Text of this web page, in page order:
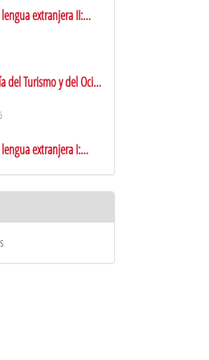
extranjera II:
del Turismo y del Ocio.
extranjera I: